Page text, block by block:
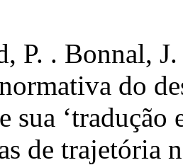
P. . Bonnal,
do
sua
de